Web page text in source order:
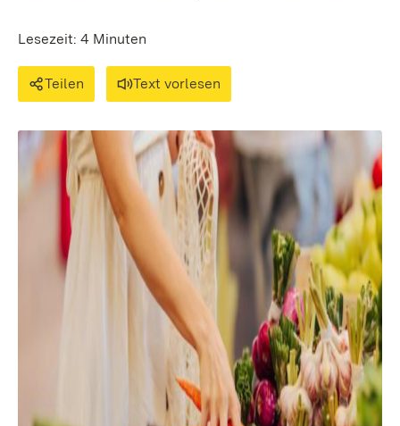
Lesezeit: 4 Minuten
Teilen Text vorlesen